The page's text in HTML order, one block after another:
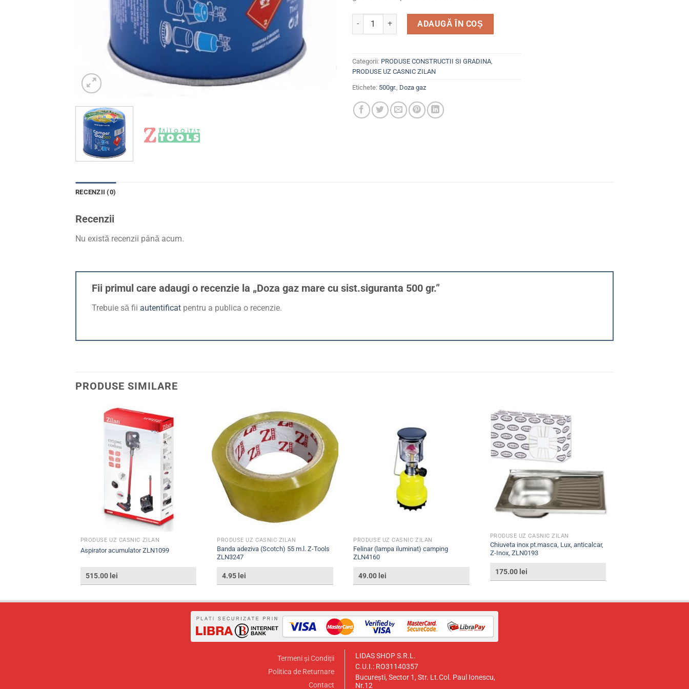
Cantitate Doza gaz mare cu sist.siguranta 500 gr.
ADAUGĂ ÎN COȘ
Categorii: PRODUSE CONSTRUCTII SI GRADINA
PRODUSE UZ CASNIC ZILAN
Etichete: 500gr. Doza gaz
RECENZII (0)
Recenzii
Nu există recenzii până acum.
Fii primul care adaugi o recenzie la „Doza gaz mare cu sist.siguranta 500 gr.”
Trebuie să fii autentificat pentru a publica o recenzie.
PRODUSE SIMILARE
PRODUSE UZ CASNIC ZILAN
Aspirator acumulator ZLN1099
515.00 lei
PRODUSE UZ CASNIC ZILAN
Banda adeziva (Scotch) 55 m.l. Z-Tools
ZLN3247
4.95 lei
PRODUSE UZ CASNIC ZILAN
Felinar (lampa iluminat) camping
ZLN4160
49.00 lei
PRODUSE UZ CASNIC ZILAN
Chiuveta inox pt.masca, Lux, anticalcar,
Z-Inox, ZLN0193
175.00 lei
Termeni și Condiții
Politica de Returnare
Contact
LIDAS SHOP S.R.L.
C.U.I.: RO31140357
București, Sector 1, Str. Lt.Col. Paul Ionescu,
Nr.12